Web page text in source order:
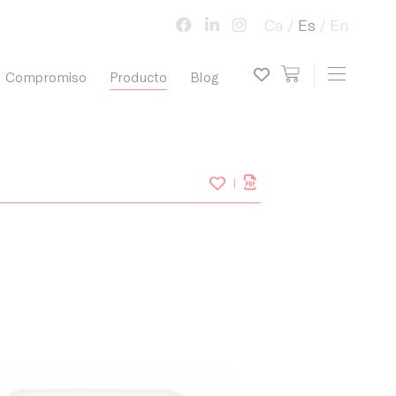
Compromiso Producto Blog view cart
My wish list
Toggle
Ca Es En